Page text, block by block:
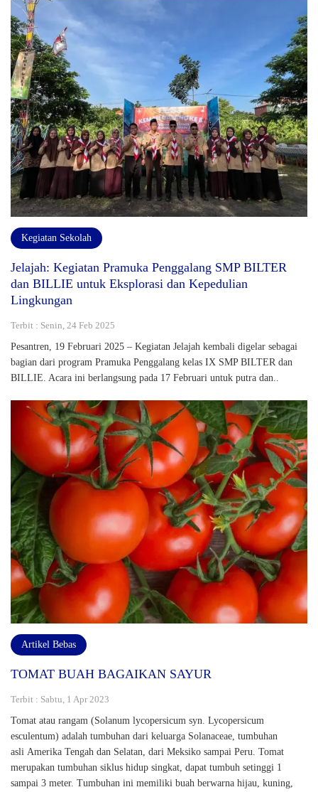
Kegiatan Sekolah
Jelajah: Kegiatan Pramuka Penggalang SMP BILTER
dan BILLIE untuk Eksplorasi dan Kepedulian
Lingkungan
Terbit : Senin, 24 Feb 2025
Pesantren, 19 Februari 2025 – Kegiatan Jelajah kembali digelar sebagai
bagian dari program Pramuka Penggalang kelas IX SMP BILTER dan
BILLIE. Acara ini berlangsung pada 17 Februari untuk putra dan..
Artikel Bebas
TOMAT BUAH BAGAIKAN SAYUR
Terbit : Sabtu, 1 Apr 2023
Tomat atau rangam (Solanum lycopersicum syn. Lycopersicum
esculentum) adalah tumbuhan dari keluarga Solanaceae, tumbuhan
asli Amerika Tengah dan Selatan, dari Meksiko sampai Peru. Tomat
merupakan tumbuhan siklus hidup singkat, dapat tumbuh setinggi 1
sampai 3 meter. Tumbuhan ini memiliki buah berwarna hijau, kuning,